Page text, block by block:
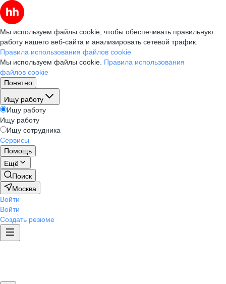
Мы используем файлы cookie, чтобы обеспечивать правильную
работу нашего веб-сайта и анализировать сетевой трафик.
Правила использования файлов cookie
Мы используем файлы cookie. Правила использования
файлов cookie
Понятно
Ищу работу
Ищу работу
Ищу работу
Ищу сотрудника
Сервисы
Помощь
Ещё
Поиск
Москва
Войти
Войти
Создать резюме